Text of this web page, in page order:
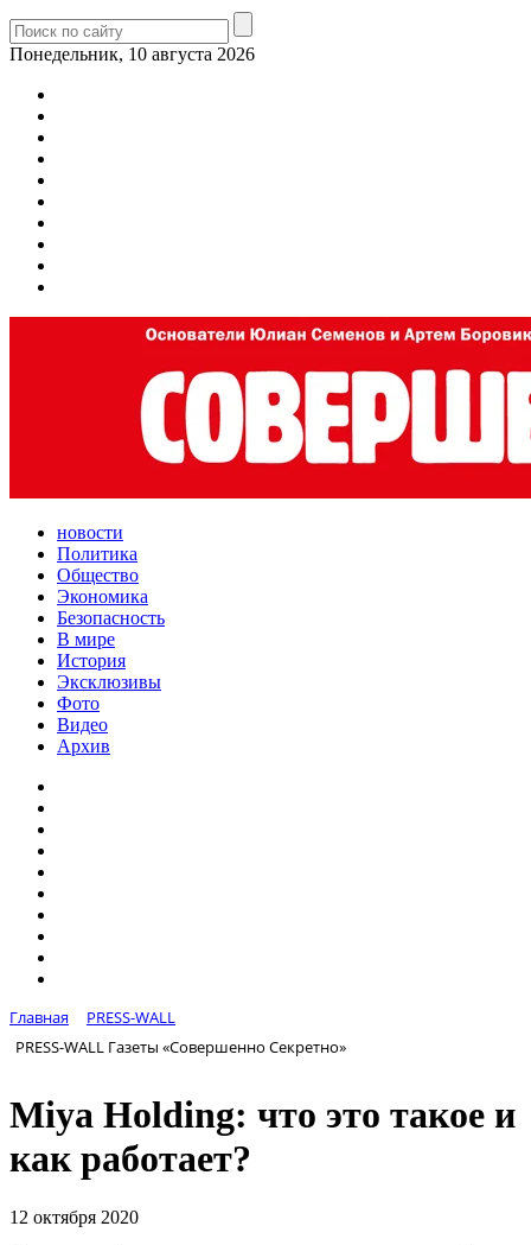
Понедельник, 10 августа 2026
новости
Политика
Общество
Экономика
Безопасность
В мире
История
Эксклюзивы
Фото
Видео
Архив
Главная
PRESS-WALL
PRESS-WALL Газеты «Совершенно Секретно»
Miya Holding: что это такое и
как работает?
12 октября 2020